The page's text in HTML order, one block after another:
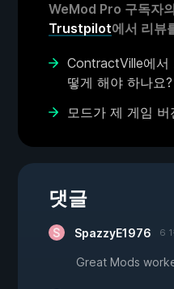
WeMod Pro 구독자
Trustpilot에서 리뷰
ContractVille에서
떻게 해야 하나요?
모드가 제 게임
댓글
SpazzyE1976 6 1
Great Mods